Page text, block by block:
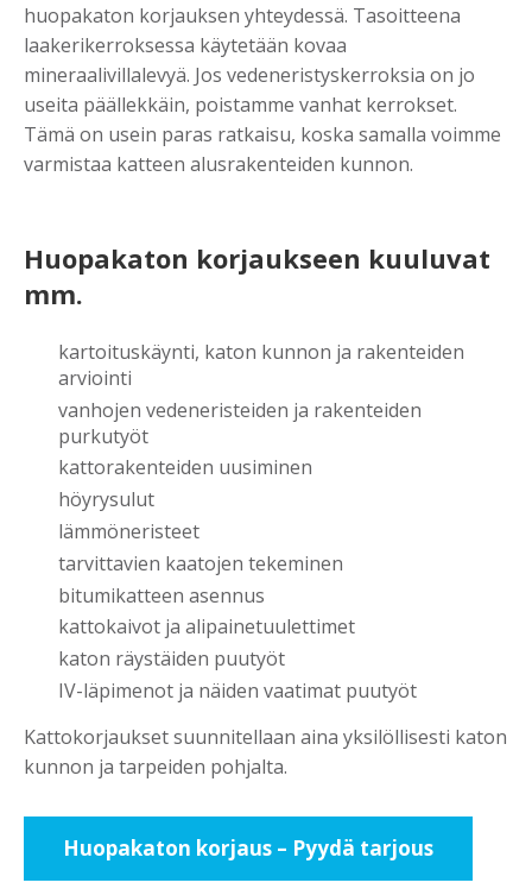
huopakaton korjauksen yhteydessä. Tasoitteena
laakerikerroksessa käytetään kovaa
mineraalivillalevyä. Jos vedeneristyskerroksia on jo
useita päällekkäin, poistamme vanhat kerrokset.
Tämä on usein paras ratkaisu, koska samalla voimme
varmistaa katteen alusrakenteiden kunnon.
Huopakaton korjaukseen kuuluvat
mm.
kartoituskäynti, katon kunnon ja rakenteiden
arviointi
vanhojen vedeneristeiden ja rakenteiden
purkutyöt
kattorakenteiden uusiminen
höyrysulut
lämmöneristeet
tarvittavien kaatojen tekeminen
bitumikatteen asennus
kattokaivot ja alipainetuulettimet
katon räystäiden puutyöt
IV-läpimenot ja näiden vaatimat puutyöt
Kattokorjaukset suunnitellaan aina yksilöllisesti katon
kunnon ja tarpeiden pohjalta.
Huopakaton korjaus – Pyydä tarjous